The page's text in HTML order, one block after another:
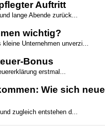
Auftritt
lange Abende zurück...
wichtig?
Unternehmen unverzi...
Bonus
erstmal...
Wie sich neue
zugleich entstehen d...